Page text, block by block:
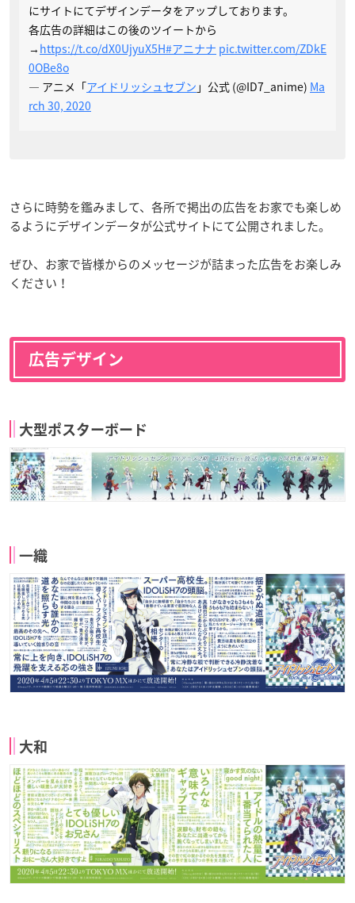
にサイトにてデザインデータをアップしております。
各広告の詳細はこの後のツイートから
→ https://t.co/dX0UjyuX5H#アニナナ pic.twitter.com/ZDkE
0OBe8o
— アニメ「アイドリッシュセブン 」公式 (@ID7_anime) Ma
rch 30, 2020
さらに時勢を鑑みまして、各所で掲出の広告をお家でも楽しめ
るようにデザインデータが公式サイトにて公開されました。
ぜひ、お家で皆様からのメッセージが詰まった広告をお楽しみ
ください！
広告デザイン
大型ポスターボード
一織
大和